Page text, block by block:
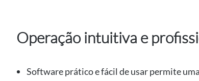
Operação intuitiva e
Software prático e fácil de usar permite